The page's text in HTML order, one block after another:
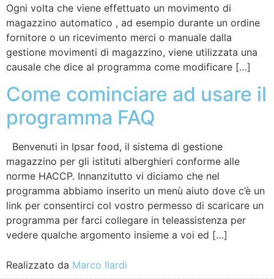
Ogni volta che viene effettuato un movimento di
magazzino automatico , ad esempio durante un ordine
fornitore o un ricevimento merci o manuale dalla
gestione movimenti di magazzino, viene utilizzata una
causale che dice al programma come modificare […]
Come cominciare ad usare il
programma FAQ
Benvenuti in Ipsar food, il sistema di gestione
magazzino per gli istituti alberghieri conforme alle
norme HACCP. Innanzitutto vi diciamo che nel
programma abbiamo inserito un menù aiuto dove c’è un
link per consentirci col vostro permesso di scaricare un
programma per farci collegare in teleassistenza per
vedere qualche argomento insieme a voi ed […]
Realizzato da Marco Ilardi